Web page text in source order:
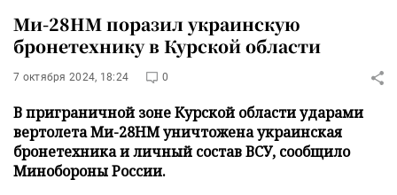
Ми-28НМ поразил украинскую
бронетехнику в Курской области
7 октября 2024, 18:24 0
В приграничной зоне Курской области ударами
вертолета Ми-28НМ уничтожена украинская
бронетехника и личный состав ВСУ, сообщило
Минобороны России.